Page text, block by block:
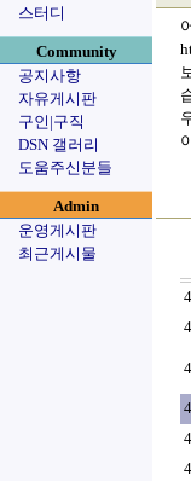
스터디
Community
공지사항
자유게시판
구인|구직
DSN 갤러리
도움주신분들
Admin
운영게시판
최근게시물